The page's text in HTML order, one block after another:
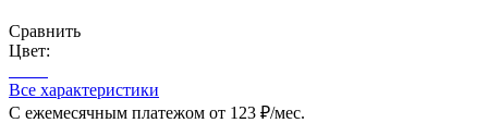
Сравнить
Цвет:
Все характеристики
С ежемесячным платежом от 123 ₽/мес.